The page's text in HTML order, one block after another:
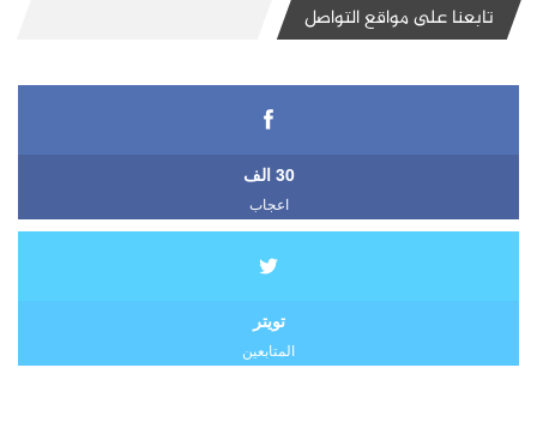
تابعنا على مواقع التواصل
30 الف
اعجاب
تويتر
المتابعين